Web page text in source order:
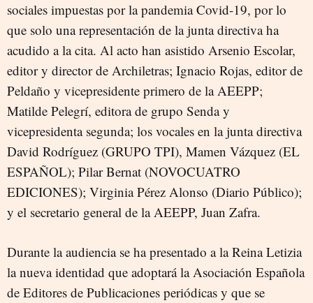
sociales impuestas por la pandemia Covid-19, por lo
que solo una representación de la junta directiva ha
acudido a la cita. Al acto han asistido Arsenio Escolar,
editor y director de Archiletras; Ignacio Rojas, editor de
Peldaño y vicepresidente primero de la AEEPP;
Matilde Pelegrí, editora de grupo Senda y
vicepresidenta segunda; los vocales en la junta directiva
David Rodríguez (GRUPO TPI), Mamen Vázquez (EL
ESPAÑOL); Pilar Bernat (NOVOCUATRO
EDICIONES); Virginia Pérez Alonso (Diario Público);
y el secretario general de la AEEPP, Juan Zafra.
Durante la audiencia se ha presentado a la Reina Letizia
la nueva identidad que adoptará la Asociación Española
de Editores de Publicaciones periódicas y que se